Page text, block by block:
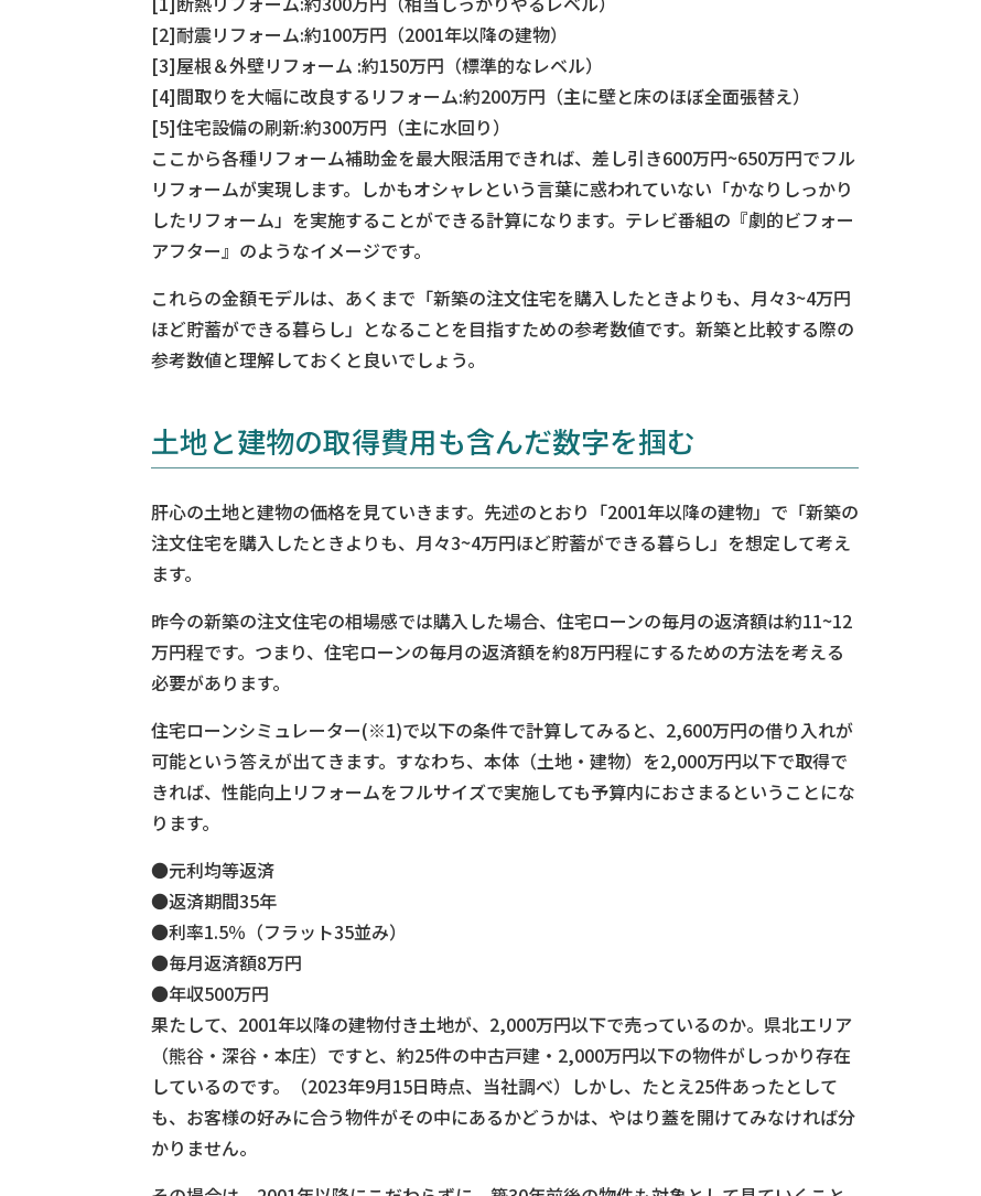
[2]耐震リフォーム:約100万円（2001年以降の建物）
[3]屋根＆外壁リフォーム :約150万円（標準的なレベル）
[4]間取りを大幅に改良するリフォーム:約200万円（主に壁と床のほぼ全面張替え）
[5]住宅設備の刷新:約300万円（主に水回り）
ここから各種リフォーム補助金を最大限活用できれば、差し引き600万円~650万円でフル
リフォームが実現します。しかもオシャレという言葉に惑われていない「かなりしっかり
したリフォーム」を実施することができる計算になります。テレビ番組の『劇的ビフォー
アフター』のようなイメージです。
これらの金額モデルは、あくまで「新築の注文住宅を購入したときよりも、月々3~4万円
ほど貯蓄ができる暮らし」となることを目指すための参考数値です。新築と比較する際の
参考数値と理解しておくと良いでしょう。
土地と建物の取得費用も含んだ数字を掴む
肝心の土地と建物の価格を見ていきます。先述のとおり「2001年以降の建物」で「新築の
注文住宅を購入したときよりも、月々3~4万円ほど貯蓄ができる暮らし」を想定して考え
ます。
昨今の新築の注文住宅の相場感では購入した場合、住宅ローンの毎月の返済額は約11~12
万円程です。つまり、住宅ローンの毎月の返済額を約8万円程にするための方法を考える
必要があります。
住宅ローンシミュレーター(※1)で以下の条件で計算してみると、2,600万円の借り入れが
可能という答えが出てきます。すなわち、本体（土地・建物）を2,000万円以下で取得で
きれば、性能向上リフォームをフルサイズで実施しても予算内におさまるということにな
ります。
●元利均等返済
●返済期間35年
●利率1.5％（フラット35並み）
●毎月返済額8万円
●年収500万円
果たして、2001年以降の建物付き土地が、2,000万円以下で売っているのか。県北エリア
（熊谷・深谷・本庄）ですと、約25件の中古戸建・2,000万円以下の物件がしっかり存在
しているのです。（2023年9月15日時点、当社調べ）しかし、たとえ25件あったとして
も、お客様の好みに合う物件がその中にあるかどうかは、やはり蓋を開けてみなければ分
かりません。